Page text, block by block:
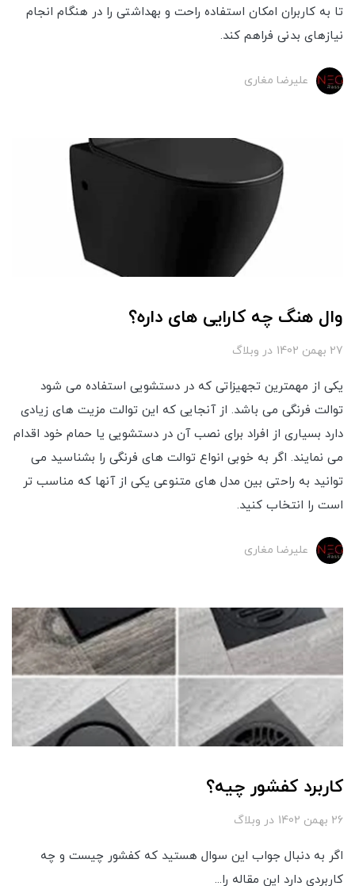
تا به کاربران امکان استفاده راحت و بهداشتی را در هنگام انجام
نیازهای بدنی فراهم کند.
علیرضا مغاری
وال هنگ چه کارایی های داره؟
27 بهمن 1402 در وبلاگ
یکی از مهمترین تجهیزاتی که در دستشویی استفاده می شود
توالت فرنگی می باشد. از آنجایی که این توالت مزیت های زیادی
دارد بسیاری از افراد برای نصب آن در دستشویی یا حمام خود اقدام
می نمایند. اگر به خوبی انواع توالت های فرنگی را بشناسید می
توانید به راحتی بین مدل ‌های متنوعی یکی از آنها که مناسب تر
است را انتخاب کنید.
علیرضا مغاری
کاربرد کفشور چیه؟
26 بهمن 1402 در وبلاگ
اگر به دنبال جواب این سوال هستید که کفشور چیست و چه
کاربردی دارد این مقاله را...